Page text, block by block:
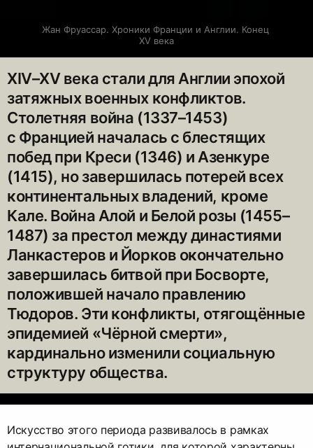
Жан Фруассар. Хроники Франции и Англии. Конец
XV века
XIV–XV века стали для Англии эпохой
затяжных военных конфликтов.
Столетняя война (1337–1453)
с Францией началась с блестящих
побед при Креси (1346) и Азенкуре
(1415), но завершилась потерей всех
континентальных владений, кроме
Кале. Война Алой и Белой розы (1455–
1487) за престол между династиями
Ланкастеров и Йорков окончательно
завершилась битвой при Босворте,
положившей начало правлению
Тюдоров. Эти конфликты, отягощённые
эпидемией «Чёрной смерти»,
кардинально изменили социальную
структуру общества.
Искусство этого периода развивалось в рамках